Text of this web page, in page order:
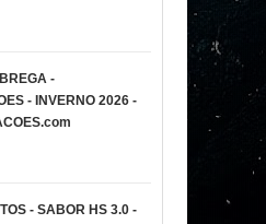
-
- INVERNO 2026 -
- SABOR HS 3.0 -